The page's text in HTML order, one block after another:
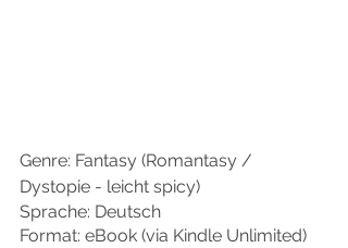
Genre: Fantasy (Romantasy /
Dystopie - leicht spicy)
Sprache: Deutsch
Format: eBook (via Kindle Unlimited)